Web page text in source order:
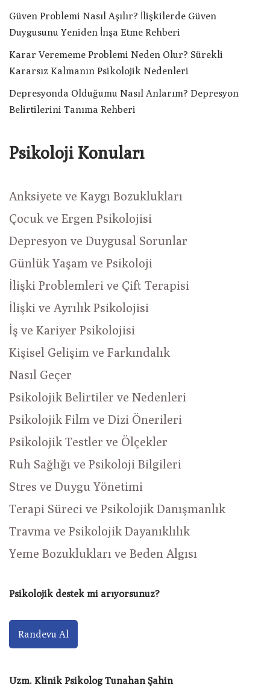
Güven Problemi Nasıl Aşılır? İlişkilerde Güven
Duygusunu Yeniden İnşa Etme Rehberi
Karar Verememe Problemi Neden Olur? Sürekli
Kararsız Kalmanın Psikolojik Nedenleri
Depresyonda Olduğumu Nasıl Anlarım? Depresyon
Belirtilerini Tanıma Rehberi
Psikoloji Konuları
Anksiyete ve Kaygı Bozuklukları
Çocuk ve Ergen Psikolojisi
Depresyon ve Duygusal Sorunlar
Günlük Yaşam ve Psikoloji
İlişki Problemleri ve Çift Terapisi
İlişki ve Ayrılık Psikolojisi
İş ve Kariyer Psikolojisi
Kişisel Gelişim ve Farkındalık
Nasıl Geçer
Psikolojik Belirtiler ve Nedenleri
Psikolojik Film ve Dizi Önerileri
Psikolojik Testler ve Ölçekler
Ruh Sağlığı ve Psikoloji Bilgileri
Stres ve Duygu Yönetimi
Terapi Süreci ve Psikolojik Danışmanlık
Travma ve Psikolojik Dayanıklılık
Yeme Bozuklukları ve Beden Algısı
Psikolojik destek mi arıyorsunuz?
Randevu Al
Uzm. Klinik Psikolog Tunahan Şahin